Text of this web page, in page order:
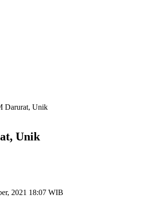
Darurat, Unik
Unik
2021 18:07 WIB